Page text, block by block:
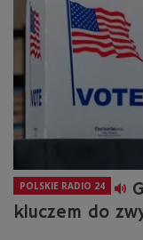
POLSKIE RADIO 24
kluczem do